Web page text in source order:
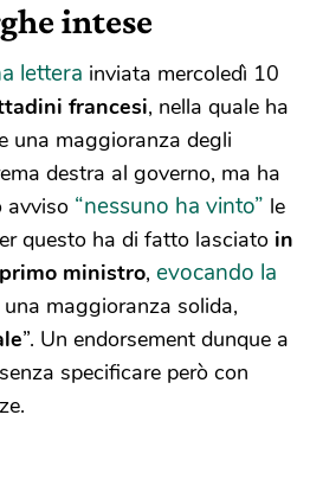
intese
lettera inviata mercoledì 10
francesi, nella quale ha
una maggioranza degli
destra al governo, ma ha
avviso “nessuno ha vinto” le
questo ha di fatto lasciato in
ministro, evocando la
una maggioranza solida,
”. Un endorsement dunque a
specificare però con